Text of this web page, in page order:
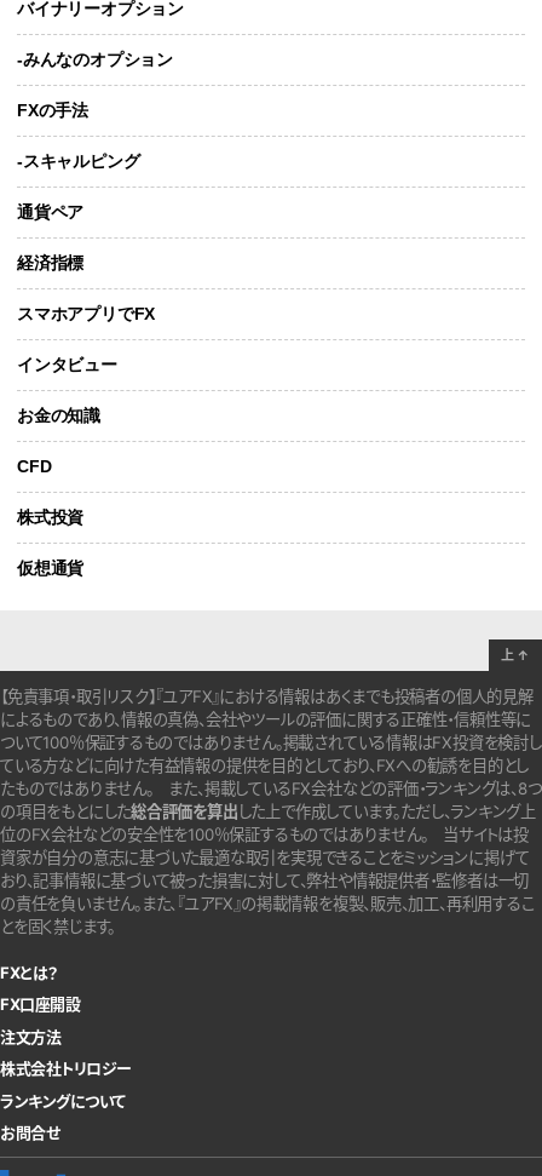
バイナリーオプション
-みんなのオプション
FXの手法
-スキャルピング
通貨ペア
経済指標
スマホアプリでFX
インタビュー
お金の知識
CFD
株式投資
仮想通貨
【免責事項・取引リスク】『ユアFX』における情報はあくまでも投稿者の個人的見解
によるものであり、情報の真偽、会社やツールの評価に関する正確性・信頼性等に
ついて100％保証するものではありません。掲載されている情報はFX投資を検討し
ている方などに向けた有益情報の提供を目的としており、FXへの勧誘を目的とし
たものではありません。 また、掲載しているFX会社などの評価・ランキングは、8つ
の項目をもとにした総合評価を算出 した上で作成しています。ただし、ランキング上
位のFX会社などの安全性を100％保証するものではありません。
当サイトは投
資家が自分の意志に基づいた最適な取引を実現できることをミッションに掲げて
おり、記事情報に基づいて被った損害に対して、弊社や情報提供者・監修者は一切
の責任を負いません。また、『ユアFX』の掲載情報を複製、販売、加工、再利用するこ
とを固く禁じます。
FXとは？
FX口座開設
注文方法
株式会社トリロジー
ランキングについて
お問合せ
上 ↑